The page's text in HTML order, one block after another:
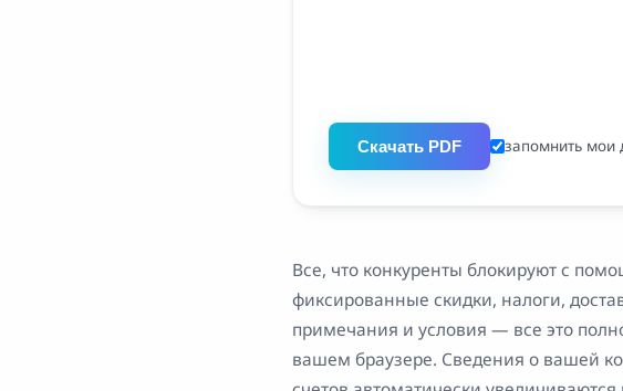
Скачать PDF запомнить мои
Все, что конкуренты блокируют с
фиксированные скидки, налоги,
примечания и условия — все это
вашем браузере. Сведения о вашей